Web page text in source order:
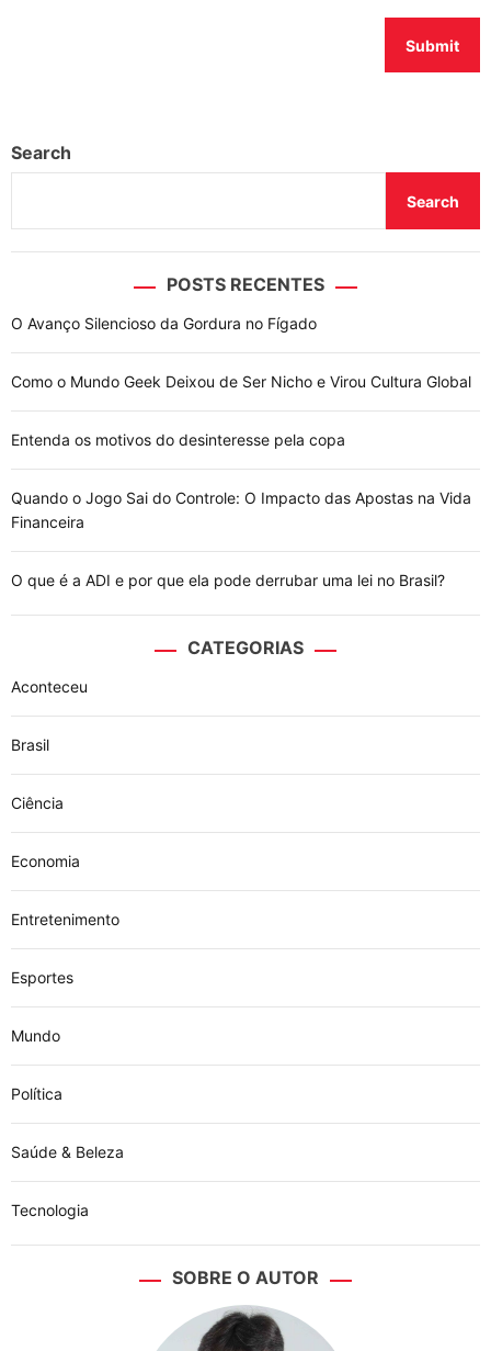
Search
Search
POSTS RECENTES
O Avanço Silencioso da Gordura no Fígado
Como o Mundo Geek Deixou de Ser Nicho e Virou Cultura Global
Entenda os motivos do desinteresse pela copa
Quando o Jogo Sai do Controle: O Impacto das Apostas na Vida
Financeira
O que é a ADI e por que ela pode derrubar uma lei no Brasil?
CATEGORIAS
Aconteceu
Brasil
Ciência
Economia
Entretenimento
Esportes
Mundo
Política
Saúde & Beleza
Tecnologia
SOBRE O AUTOR